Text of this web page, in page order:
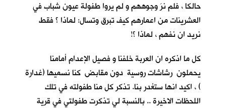
حالكا ، فلم نرَ وجوههم و لم يروا طفولة عيون شباب في
العشرينات من اعمارهم كيف تبرق وتسال: لماذا ؟ فقط
نريد ان نفهم ، لماذا ؟!
كل ما اذكره ان العربة خلفنا و فصيل الإعدام أمامنا
يحملون رشاشات روسية دون مقابض كنا نسميها (غدارة
) ، اكيد انها ستغدر بنا. تذكر كل منا طفولته في تلك
اللحظات الاخيرة .. بالنسبة لي تذكرت طفولتي في قرية